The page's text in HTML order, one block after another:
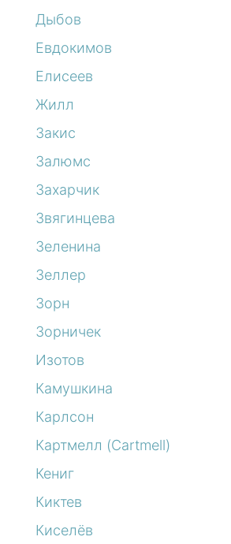
Дыбов
Евдокимов
Елисеев
Жилл
Закис
Залюмс
Захарчик
Звягинцева
Зеленина
Зеллер
Зорн
Зорничек
Изотов
Камушкина
Карлсон
Картмелл (Cartmell)
Кениг
Киктев
Киселёв